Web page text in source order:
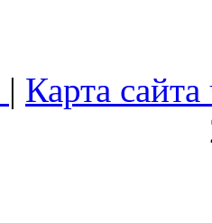
| Карта сайта